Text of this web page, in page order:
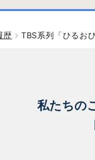
歴 TBS系列「ひるお
私たちの